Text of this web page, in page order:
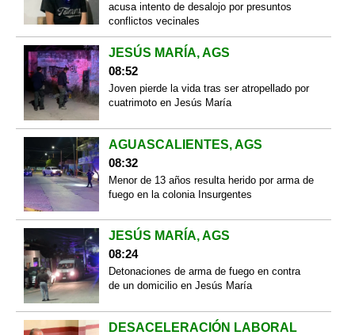
acusa intento de desalojo por presuntos
conflictos vecinales
JESÚS MARÍA, AGS
08:52
Joven pierde la vida tras ser atropellado por
cuatrimoto en Jesús María
AGUASCALIENTES, AGS
08:32
Menor de 13 años resulta herido por arma de
fuego en la colonia Insurgentes
JESÚS MARÍA, AGS
08:24
Detonaciones de arma de fuego en contra
de un domicilio en Jesús María
DESACELERACIÓN LABORAL